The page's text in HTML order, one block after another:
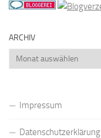
ARCHIV
Archiv
Impressum
Datenschutzerklärung